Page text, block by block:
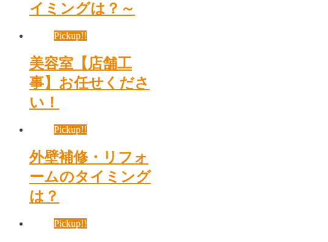
イミングは？～
Pickup!!
美容室【店舗工
事】お任せくださ
い！
Pickup!!
外壁補修・リフォ
ームのタイミング
は？
Pickup!!